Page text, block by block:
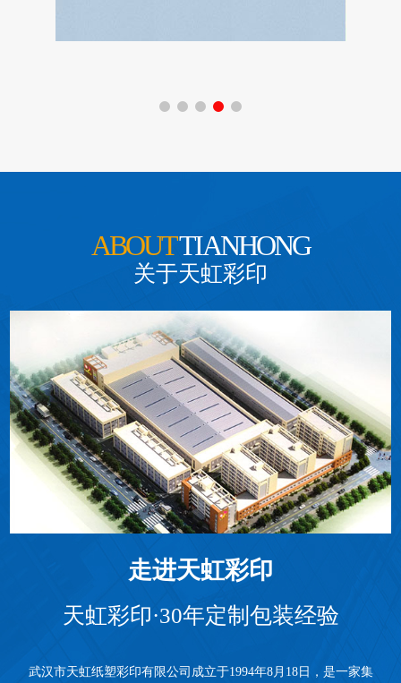
ABOUTTIANHONG
关于天虹彩印
走进天虹彩印
天虹彩印·30年定制包装经验
武汉市天虹纸塑彩印有限公司 成立于1994年8月18日，是一家集